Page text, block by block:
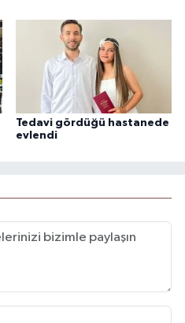
Tedavi gördüğü hastanede
evlendi